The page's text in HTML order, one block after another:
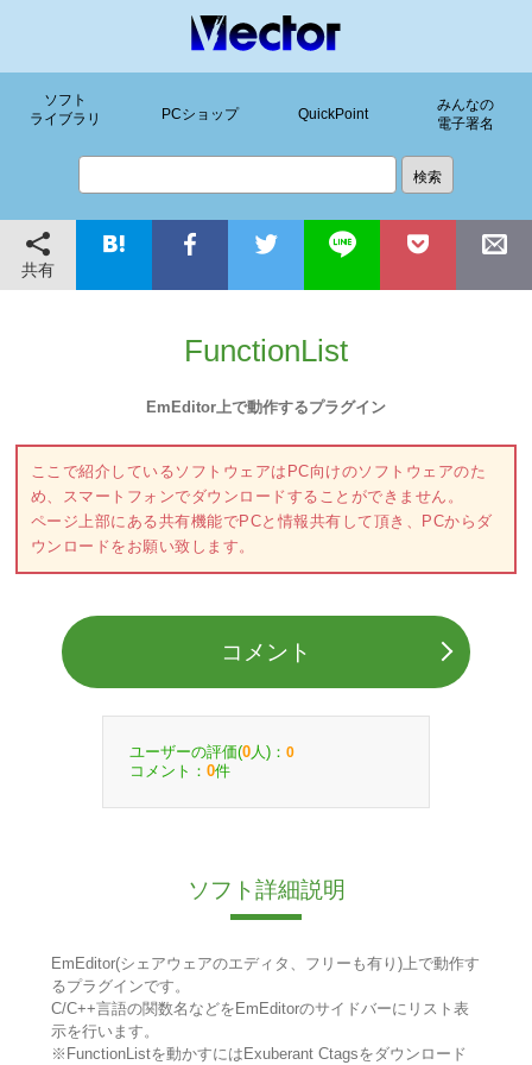
ソフト
ライブラリ
PCショップ QuickPoint
みんなの
電子署名
共有
FunctionList
EmEditor上で動作するプラグイン
ここで紹介しているソフトウェアはPC向けのソフトウェアのた
め、スマートフォンでダウンロードすることができません。
ページ上部にある共有機能でPCと情報共有して頂き、PCからダ
ウンロードをお願い致します。
コメント
ユーザーの評価(0 人)： 0
コメント： 0件
ソフト詳細説明
EmEditor(シェアウェアのエディタ、フリーも有り)上で動作す
るプラグインです。
C/C++言語の関数名などをEmEditorのサイドバーにリスト表
示を行います。
※FunctionListを動かすにはExuberant Ctagsをダウンロード